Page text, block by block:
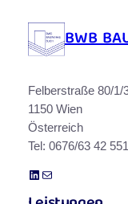
BWB
Felberstraße 80/1/
1150 Wien
Österreich
Tel: 0676/63 42 551
LinkedIn E-Mail